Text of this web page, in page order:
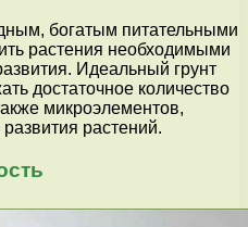
богатым питательными
растения необходимыми
Идеальный грунт
достаточное количество
микроэлементов,
растений.